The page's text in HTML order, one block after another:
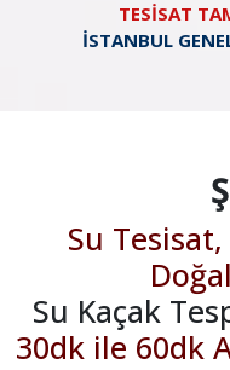
TESİSAT
İSTANBUL
Su
Su Kaçak
30dk ile 60dk